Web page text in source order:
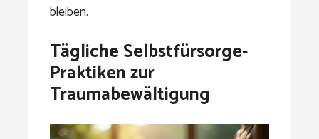
bleiben.
Tägliche Selbstfürsorge-
Praktiken zur
Traumabewältigung